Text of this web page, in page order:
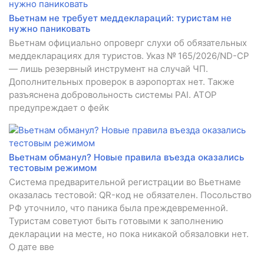
Вьетнам не требует меддеклараций: туристам не
нужно паниковать
Вьетнам официально опроверг слухи об обязательных
меддекларациях для туристов. Указ № 165/2026/ND-CP
— лишь резервный инструмент на случай ЧП.
Дополнительных проверок в аэропортах нет. Также
разъяснена добровольность системы PAI. АТОР
предупреждает о фейк
Вьетнам обманул? Новые правила въезда оказались
тестовым режимом
Система предварительной регистрации во Вьетнаме
оказалась тестовой: QR-код не обязателен. Посольство
РФ уточнило, что паника была преждевременной.
Туристам советуют быть готовыми к заполнению
декларации на месте, но пока никакой обязаловки нет.
О дате вве